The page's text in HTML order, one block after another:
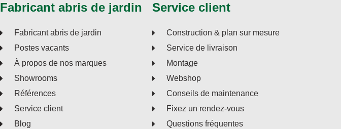
Fabricant abris de jardin
Fabricant abris de jardin
Postes vacants
À propos de nos marques
Showrooms
Références
Service client
Blog
Service client
Construction & plan sur mesure
Service de livraison
Montage
Webshop
Conseils de maintenance
Fixez un rendez-vous
Questions fréquentes